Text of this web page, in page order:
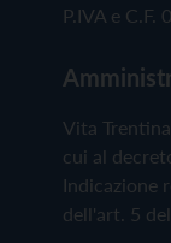
P.IVA e
Vita
cui al
Indicazione
dell'art. 5